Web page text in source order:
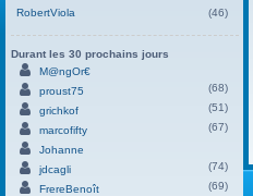
RobertViola
(46)
Durant les 30 prochains jours
M@ngOr€
proust75
(68)
grichkof
(51)
marcofifty
(67)
Johanne
jdcagli
(74)
FrereBenoît
(69)